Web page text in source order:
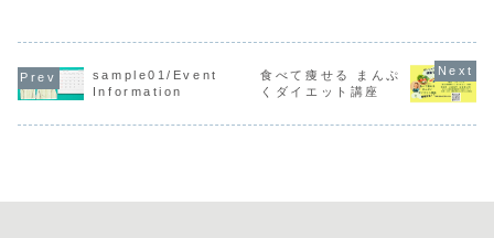
らせです。郡山市
うすい百貨店に
［福島明成高校の
品の販売応援に駆
sample01/Event
Information
食べて痩せる まんぷ
くダイエット講座